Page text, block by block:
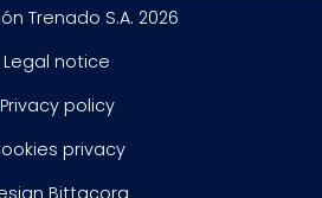
Trenado S.A. 2026
Legal notice
Privacy policy
privacy
Bittacora